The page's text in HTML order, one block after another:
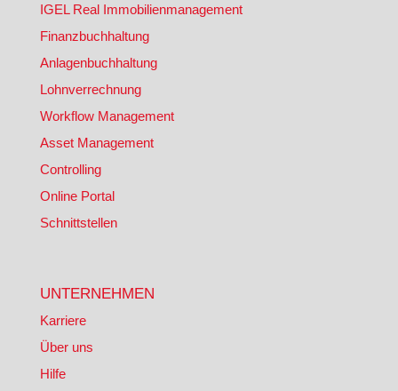
IGEL Real Immobilienmanagement
Finanzbuchhaltung
Anlagenbuchhaltung
Lohnverrechnung
Workflow Management
Asset Management
Controlling
Online Portal
Schnittstellen
UNTERNEHMEN
Karriere
Über uns
Hilfe